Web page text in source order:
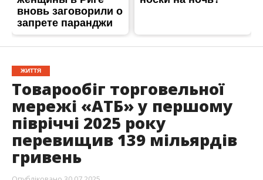
Опубліковано30.07.2025